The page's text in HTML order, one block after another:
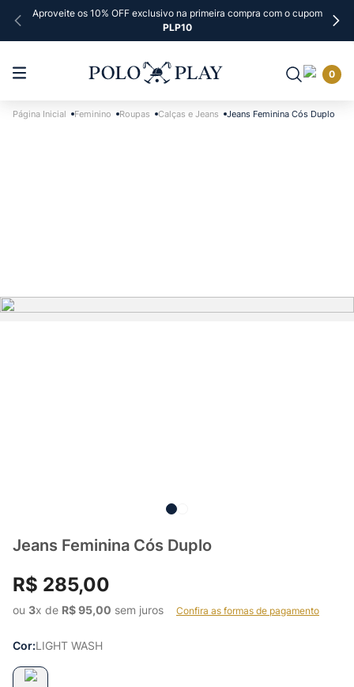
Aproveite os 10% OFF exclusivo na primeira compra com o cupom
PLP10
0
Feminino Roupas Calças e Jeans Jeans Feminina Cós Duplo
Jeans Feminina Cós Duplo
R$ 285,00
ou 3x de R$95,00 sem juros Confira as formas de pagamento
Cor LIGHT WASH